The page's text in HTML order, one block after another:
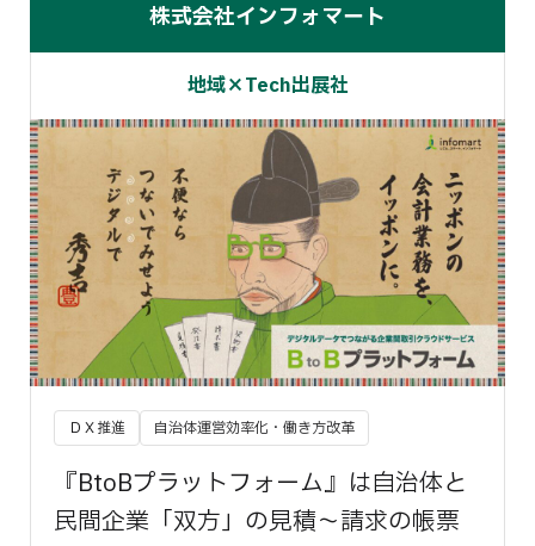
株式会社インフォマート
地域×Tech出展社
ＤＸ推進 自治体運営効率化・働き方改革
『BtoBプラットフォーム』は自治体と
民間企業「双方」の見積～請求の帳票